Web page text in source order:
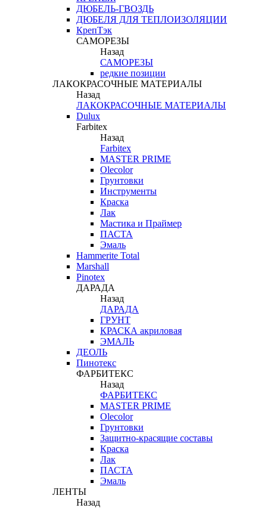
ДЮБЕЛЬ-ГВОЗДЬ
ДЮБЕЛЯ ДЛЯ ТЕПЛОИЗОЛЯЦИИ
КрепТэк
САМОРЕЗЫ
Назад
САМОРЕЗЫ
редкие позиции
ЛАКОКРАСОЧНЫЕ МАТЕРИАЛЫ
Назад
ЛАКОКРАСОЧНЫЕ МАТЕРИАЛЫ
Dulux
Farbitex
Назад
Farbitex
MASTER PRIME
Olecolor
Грунтовки
Инструменты
Краска
Лак
Мастика и Праймер
ПАСТА
Эмаль
Hammerite Total
Marshall
Pinotex
ДАРАДА
Назад
ДАРАДА
ГРУНТ
КРАСКА акриловая
ЭМАЛЬ
ДЕОЛЬ
Пинотекс
ФАРБИТЕКС
Назад
ФАРБИТЕКС
MASTER PRIME
Olecolor
Грунтовки
Защитно-красящие составы
Краска
Лак
ПАСТА
Эмаль
ЛЕНТЫ
Назад